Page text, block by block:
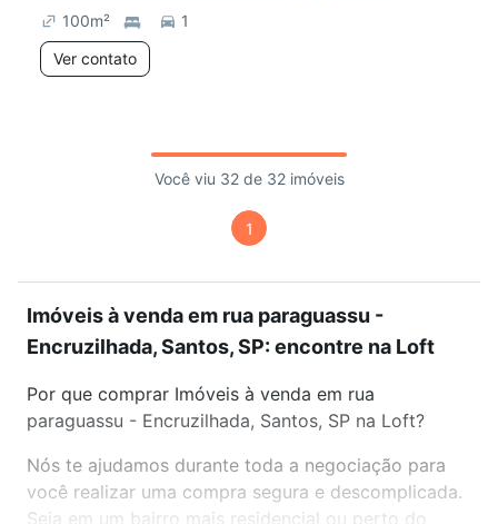
100m²
1
Ver contato
Você viu 32 de 32 imóveis
1
Imóveis à venda em rua paraguassu -
Encruzilhada, Santos, SP: encontre na Loft
Por que comprar Imóveis à venda em rua
paraguassu - Encruzilhada, Santos, SP na Loft?
Nós te ajudamos durante toda a negociação para
você realizar uma compra segura e descomplicada.
Seja em um bairro mais residencial ou perto do